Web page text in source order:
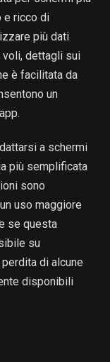
e ricco di
più dati
voli, dettagli sui
è facilitata da
un
a schermi
più semplificata
sono
uso maggiore
se questa
su
di alcune
disponibili